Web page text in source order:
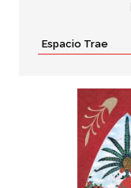
Espacio Trae